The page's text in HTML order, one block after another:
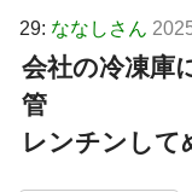
29: ななしさん
会社の冷凍庫
管
レンチンして